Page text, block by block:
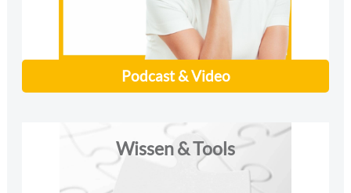
Podcast & Video
Wissen & Tools